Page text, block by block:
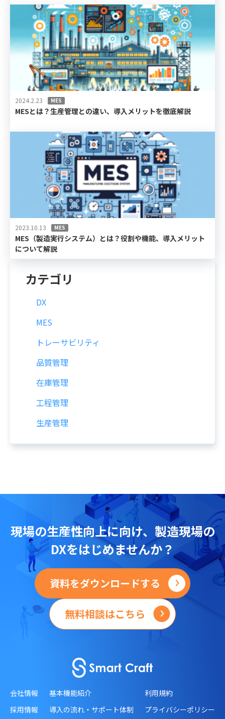
2024.2.23 MES
MESとは？生産管理との違い、導入メリットを徹底解説
2023.10.13 MES
MES（製造実行システム）とは？役割や機能、導入メリット
について解説
カテゴリ
DX
MES
トレーサビリティ
品質管理
在庫管理
工程管理
生産管理
現場の生産性向上に向け、 製造現場の
DXをはじめませんか？
資料をダウンロードする
無料相談はこちら
会社情報
採用情報
基本機能紹介
導入の流れ・サポート体制
利用規約
プライバシーポリシー